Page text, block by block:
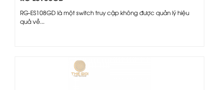
RG-ES108GD là một switch truy cập không được quản lý hiệu
quả về...